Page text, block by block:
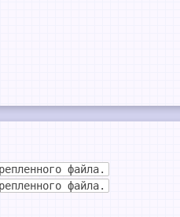
файла.
файла.